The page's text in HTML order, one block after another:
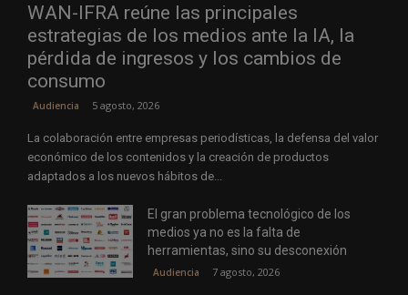
WAN-IFRA reúne las principales
estrategias de los medios ante la IA, la
pérdida de ingresos y los cambios de
consumo
Audiencia 5 agosto, 2026
La colaboración entre empresas periodísticas, la defensa del valor
económico de los contenidos y la creación de productos
adaptados a los nuevos hábitos de...
El gran problema tecnológico de los
medios ya no es la falta de
herramientas, sino su desconexión
Audiencia 7 agosto, 2026